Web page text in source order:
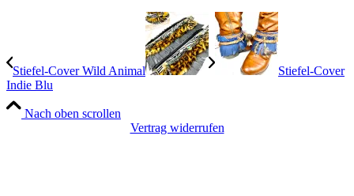
Stiefel-Cover Wild Animal
Stiefel-Cover
Indie Blu
Nach oben scrollen
Vertrag widerrufen